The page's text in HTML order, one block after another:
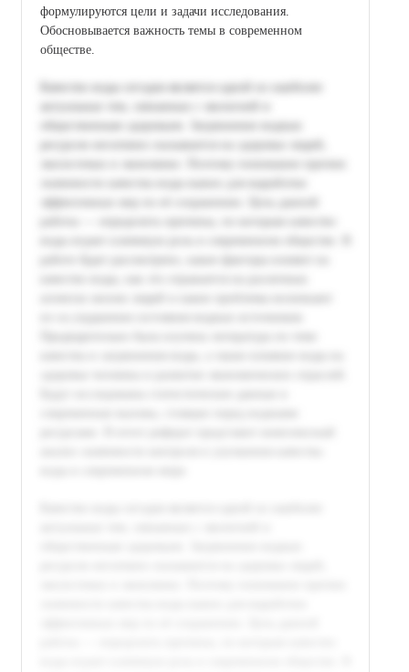
формулируются цели и задачи исследования.
Обосновывается важность темы в современном
обществе.